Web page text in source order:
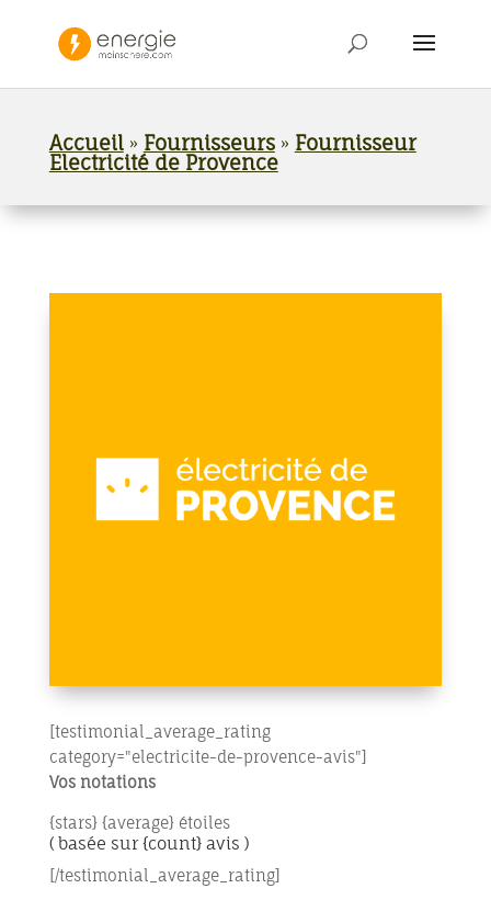
Accueil» Fournisseurs» Fournisseur
Electricité de Provence
[testimonial_average_rating
category="electricite-de-provence-avis"]
Vos notations
{stars} {average} étoiles
( basée sur {count} avis )
[/testimonial_average_rating]